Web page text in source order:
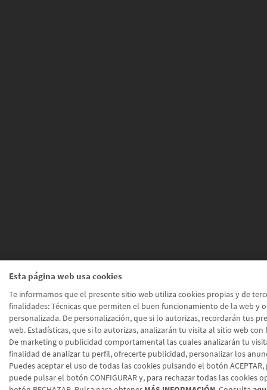
Esta página web usa cookies
Te informamos que el presente sitio web utiliza cookies propias y de
finalidades: Técnicas que permiten el buen funcionamiento de la web y
personalizada. De personalización, que si lo autorizas, recordarán tus
web. Estadísticas, que si lo autorizas, analizarán tu visita al sitio web con
De marketing o publicidad comportamental las cuales analizarán tu
finalidad de analizar tu perfil, ofrecerte publicidad, personalizar los
Puedes aceptar el uso de todas las cookies pulsando el botón
puede pulsar el botón CONFIGURAR y, para rechazar todas las cookies